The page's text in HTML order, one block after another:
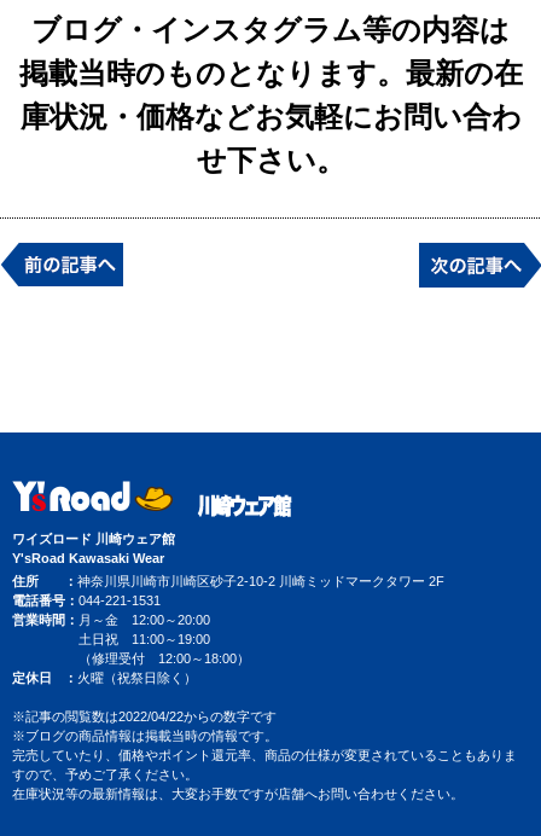
ブログ・インスタグラム等の内容は
掲載当時のものとなります。最新の在
庫状況・価格などお気軽にお問い合わ
せ下さい。
ワイズロード 川崎ウェア館
Y'sRoad Kawasaki Wear
住所
神奈川県川崎市川崎区砂子2-10-2 川崎ミッドマークタワー 2F
電話番号
044-221-1531
営業時間
月～金 12:00～20:00
土日祝 11:00～19:00
（修理受付 12:00～18:00）
定休日
火曜（祝祭日除く）
※記事の閲覧数は2022/04/22からの数字です
※ブログの商品情報は掲載当時の情報です。
完売していたり、価格やポイント還元率、商品の仕様が変更されていることもありま
すので、予めご了承ください。
在庫状況等の最新情報は、大変お手数ですが店舗へお問い合わせください。